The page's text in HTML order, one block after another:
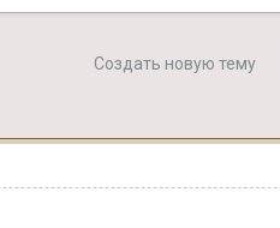
Создать новую тему